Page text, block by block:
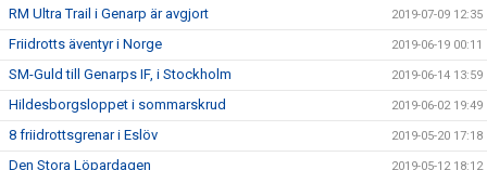
RM Ultra Trail i Genarp är avgjort 2019-07-09 12:35
Friidrotts äventyr i Norge 2019-06-19 00:11
SM-Guld till Genarps IF, i Stockholm 2019-06-14 13:59
Hildesborgsloppet i sommarskrud 2019-06-02 19:49
8 friidrottsgrenar i Eslöv 2019-05-20 17:18
Den Stora Löpardagen 2019-05-12 18:12